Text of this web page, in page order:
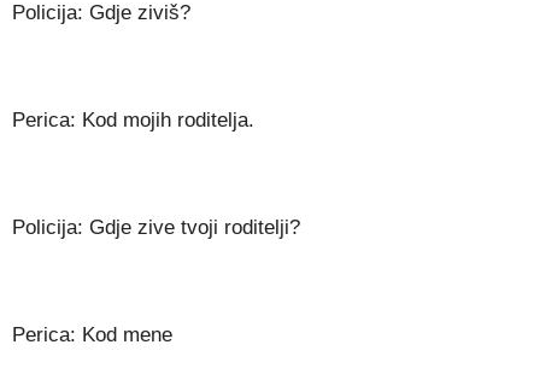
Policija: Gdje ziviš?
Perica: Kod mojih roditelja.
Policija: Gdje zive tvoji roditelji?
Perica: Kod mene